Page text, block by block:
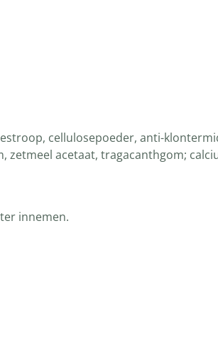
cellulosepoeder, anti-
acetaat, tragacanthgom;
innemen.